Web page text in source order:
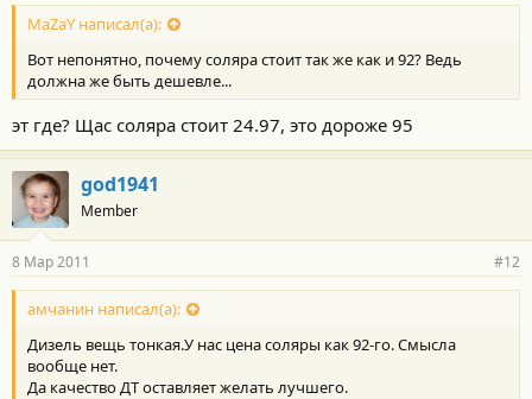
MaZaY написал(а):
Вот непонятно, почему соляра стоит так же как и 92? Ведь
должна же быть дешевле...
эт где? Щас соляра стоит 24.97, это дороже 95
god1941
Member
8 Мар 2011 #12
амчанин написал(а):
Дизель вещь тонкая.У нас цена соляры как 92-го. Смысла
вообще нет.
Да качество ДТ оставляет желать лучшего.